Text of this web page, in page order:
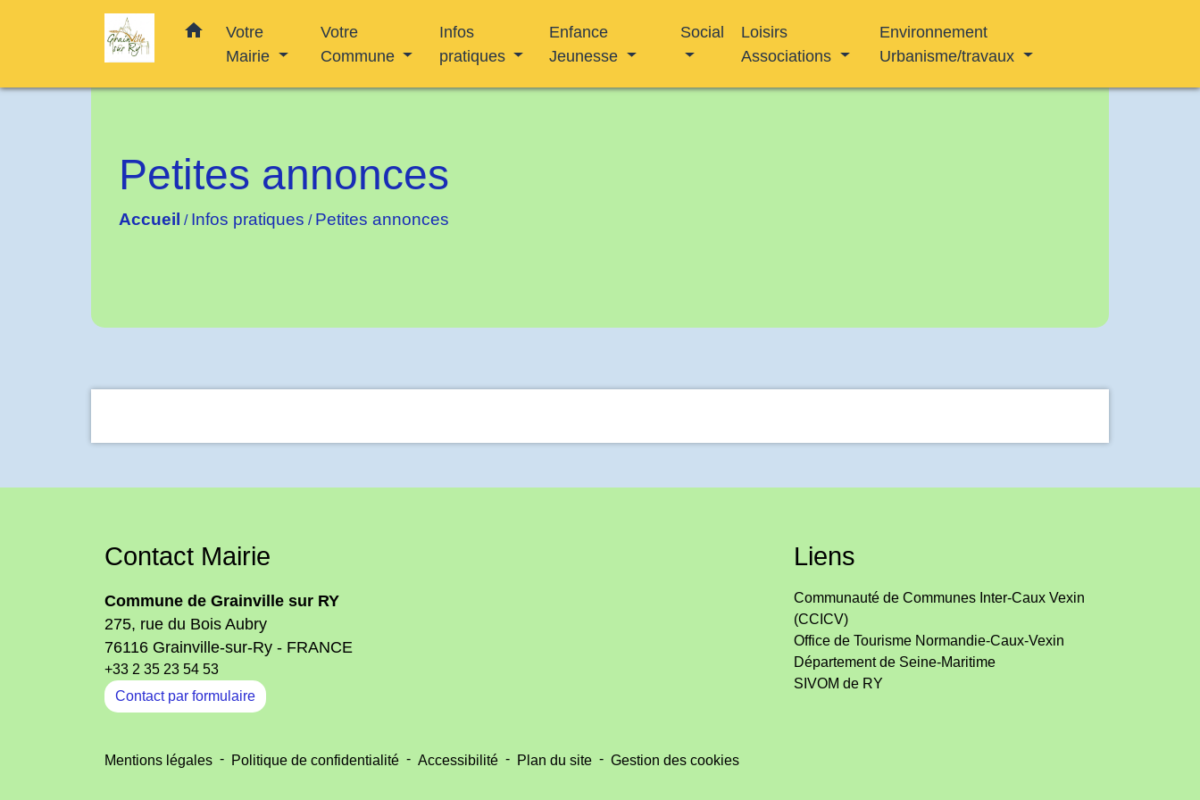
home
Votre
Mairie
Votre
Commune
Infos
pratiques
Enfance
Jeunesse
Social
Loisirs
Associations
Environnement
Urbanisme/travaux
Petites annonces
Accueil / Infos pratiques / Petites annonces
Contact Mairie
Commune de Grainville sur RY
275, rue du Bois Aubry
76116 Grainville-sur-Ry - FRANCE
+33 2 35 23 54 53
Contact par formulaire
Liens
Communauté de Communes Inter-Caux Vexin
(CCICV)
Office de Tourisme Normandie-Caux-Vexin
Département de Seine-Maritime
SIVOM de RY
Mentions légales - Politique de confidentialité - Accessibilité - Plan du site - Gestion des cookies